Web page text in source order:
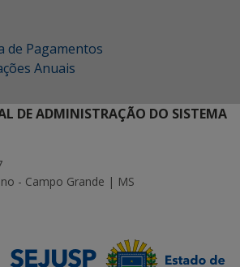
de Pagamentos
Anuais
DE ADMINISTRAÇÃO DO SISTEMA
- Campo Grande | MS